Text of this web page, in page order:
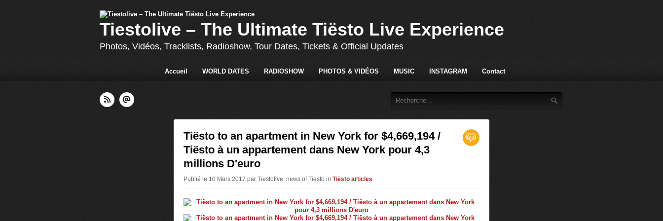
Tiestolive – The Ultimate Tiësto Live Experience
Photos, Vidéos, Tracklists, Radioshow, Tour Dates, Tickets & Official Updates
Accueil WORLD DATES RADIOSHOW PHOTOS & VIDÉOS MUSIC INSTAGRAM Contact
Tiësto to an apartment in New York for $4,669,194 /
Tiësto à un appartement dans New York pour 4,3
millions D'euro
Publié le 10 Mars 2017 par Tiestolive, news of Tiesto in Tiësto articles